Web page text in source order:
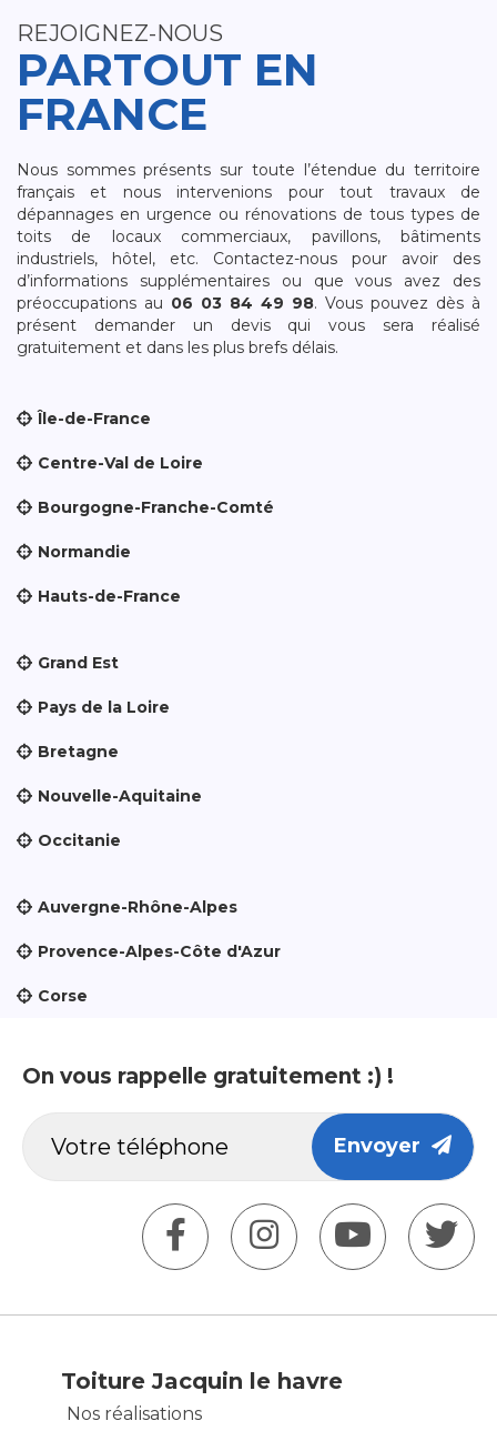
REJOIGNEZ-NOUS
PARTOUT EN
FRANCE
Nous sommes présents sur toute l’étendue du territoire
français et nous intervenions pour tout travaux de
dépannages en urgence ou rénovations de tous types de
toits de locaux commerciaux, pavillons, bâtiments
industriels, hôtel, etc. Contactez-nous pour avoir des
d’informations supplémentaires ou que vous avez des
préoccupations au 06 03 84 49 98. Vous pouvez dès à
présent demander un devis qui vous sera réalisé
gratuitement et dans les plus brefs délais.
Île-de-France
Centre-Val de Loire
Bourgogne-Franche-Comté
Normandie
Hauts-de-France
Grand Est
Pays de la Loire
Bretagne
Nouvelle-Aquitaine
Occitanie
Auvergne-Rhône-Alpes
Provence-Alpes-Côte d'Azur
Corse
On vous rappelle gratuitement :) !
Envoyer
Toiture Jacquin le havre
Nos réalisations